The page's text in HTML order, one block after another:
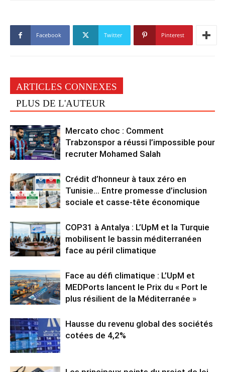
Facebook Twitter Pinterest
ARTICLES CONNEXES
PLUS DE L'AUTEUR
Mercato choc : Comment
Trabzonspor a réussi l’impossible pour
recruter Mohamed Salah
Crédit d’honneur à taux zéro en
Tunisie… Entre promesse d’inclusion
sociale et casse-tête économique
COP31 à Antalya : L’UpM et la Turquie
mobilisent le bassin méditerranéen
face au péril climatique
Face au défi climatique : L’UpM et
MEDPorts lancent le Prix du « Port le
plus résilient de la Méditerranée »
Hausse du revenu global des sociétés
cotées de 4,2%